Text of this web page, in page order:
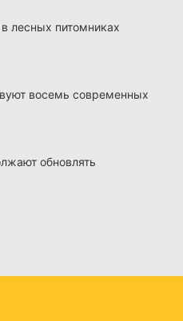
лесных питомниках
восемь современных
обновлять